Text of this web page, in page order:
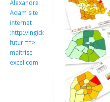
Alexandre
Adam site
internet
:http://ingideo.sharepoint.com
futur ==>
maitrise-
excel.com